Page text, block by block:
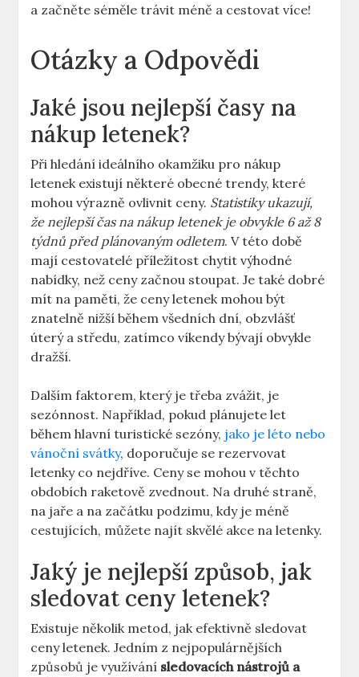
a začněte séměle trávit méně a cestovat více!
Otázky a Odpovědi
Jaké jsou nejlepší časy na
nákup letenek?
Při hledání ideálního okamžiku pro nákup
letenek existují některé obecné trendy, které
mohou výrazně ovlivnit ceny. Statistiky ukazují,
že nejlepší čas na nákup letenek je obvykle 6 až 8
týdnů před plánovaným odletem. V této době
mají cestovatelé příležitost chytit výhodné
nabídky, než ceny začnou stoupat. Je také dobré
mít na paměti, že ceny letenek mohou být
znatelně nižší během všedních dní, obzvlášť
úterý a středu, zatímco víkendy bývají obvykle
dražší.
Dalším faktorem, který je třeba zvážit, je
sezónnost. Například, pokud plánujete let
během hlavní turistické sezóny, jako je léto nebo
vánoční svátky, doporučuje se rezervovat
letenky co nejdříve. Ceny se mohou v těchto
obdobích raketově zvednout. Na druhé straně,
na jaře a na začátku podzimu, kdy je méně
cestujících, můžete najít skvělé akce na letenky.
Jaký je nejlepší způsob, jak
sledovat ceny letenek?
Existuje několik metod, jak efektivně sledovat
ceny letenek. Jedním z nejpopulárnějších
způsobů je využívání sledovacích nástrojů a